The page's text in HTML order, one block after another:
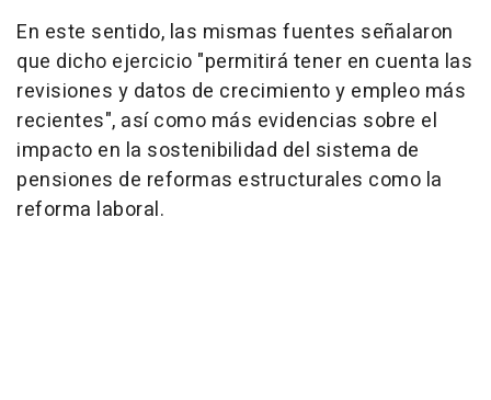
En este sentido, las mismas fuentes señalaron
que dicho ejercicio "permitirá tener en cuenta las
revisiones y datos de crecimiento y empleo más
recientes", así como más evidencias sobre el
impacto en la sostenibilidad del sistema de
pensiones de reformas estructurales como la
reforma laboral.